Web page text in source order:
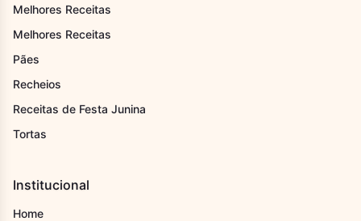
Melhores Receitas
Melhores Receitas
Pães
Recheios
Receitas de Festa Junina
Tortas
Institucional
Home